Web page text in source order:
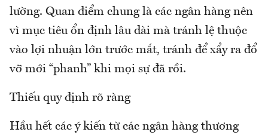
lường. Quan điểm chung là các ngân hàng nên
vì mục tiêu ổn định lâu dài mà tránh lệ thuộc
vào lợi nhuận lớn trước mắt, tránh để xẩy ra đổ
vỡ mới “phanh” khi mọi sự đã rồi.
Thiếu quy định rõ ràng
Hầu hết các ý kiến từ các ngân hàng thương